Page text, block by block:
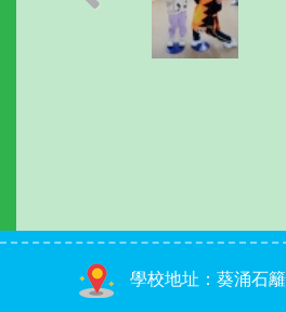
學校地址：葵涌石